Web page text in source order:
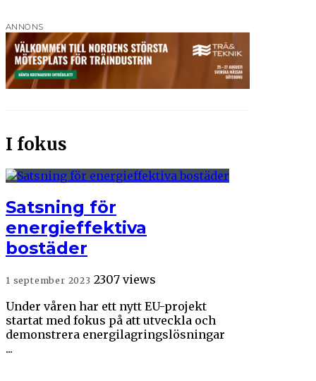
ANNONS
I fokus
Satsning för
energieffektiva
bostäder
1 september 2023 2307 views
Under våren har ett nytt EU-projekt
startat med fokus på att utveckla och
demonstrera energilagringslösningar
...